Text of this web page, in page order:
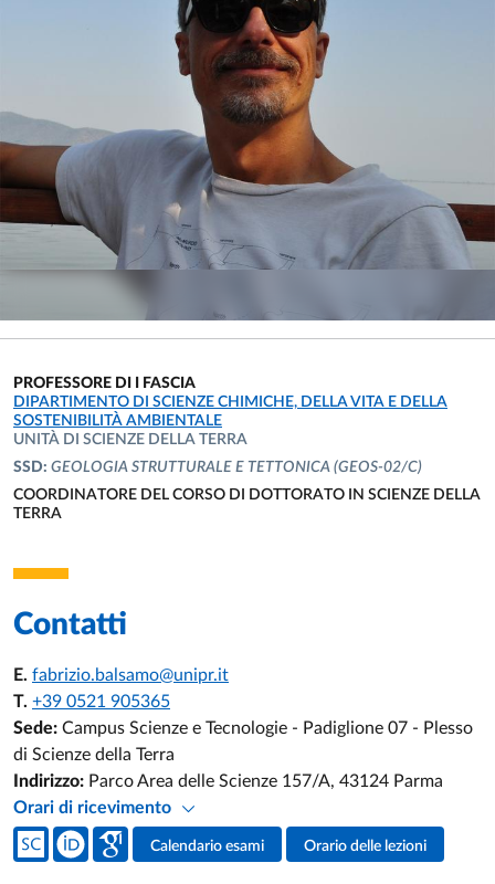
PROFESSORE DI I FASCIA
UNITÀ ORGANIZZATIVA AFFERENTE:
DIPARTIMENTO DI SCIENZE CHIMICHE, DELLA VITA E DELLA
SOSTENIBILITÀ AMBIENTALE
UNITÀ DI SCIENZE DELLA TERRA
SSD: GEOLOGIA STRUTTURALE E TETTONICA (GEOS-02/C)
COORDINATORE DEL CORSO DI DOTTORATO IN SCIENZE DELLA
TERRA
Contatti
E. fabrizio.balsamo@unipr.it
T. +39 0521 905365
Sede: Campus Scienze e Tecnologie - Padiglione 07 - Plesso
di Scienze della Terra
Indirizzo: Parco Area delle Scienze 157/A, 43124 Parma
Orari di ricevimento
Social del docente
Calendario esami Orario delle lezioni